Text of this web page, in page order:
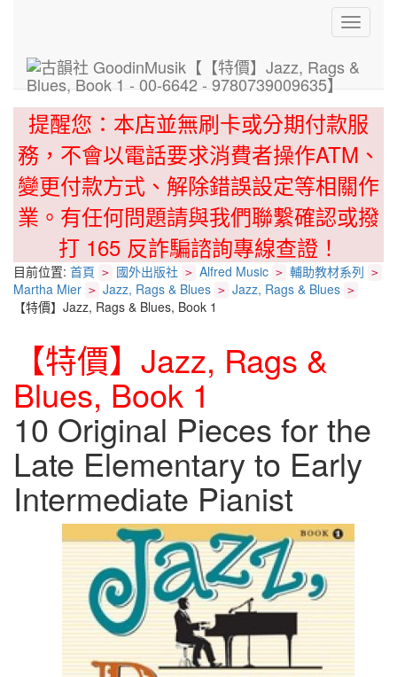
Toggle
提醒您：本店並無刷卡或分期付款服
務，不會以電話要求消費者操作ATM、
變更付款方式、解除錯誤設定等相關作
業。有任何問題請與我們聯繫確認或撥
打 165 反詐騙諮詢專線查證！
目前位置: 首頁 > 國外出版社 > Alfred Music > 輔助教材系列 >
Martha Mier > Jazz, Rags & Blues > Jazz, Rags & Blues >
【特價】Jazz, Rags & Blues, Book 1
【特價】Jazz, Rags &
Blues, Book 1
10 Original Pieces for the
Late Elementary to Early
Intermediate Pianist